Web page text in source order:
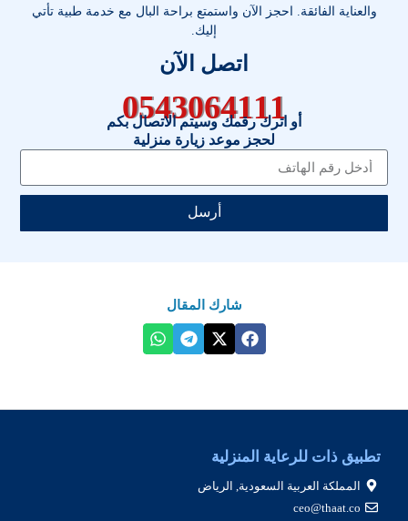
والعناية الفائقة. احجز الآن واستمتع براحة البال مع خدمة طبية تأتي
إليك.
اتصل الآن
0543064111
أو اترك رقمك وسيتم الاتصال بكم
لحجز موعد زيارة منزلية
أرسل
شارك المقال
تطبيق ذات للرعاية المنزلية
المملكة العربية السعودية, الرياض
ceo@thaat.co